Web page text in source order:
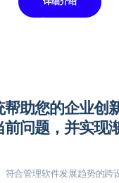
帮助您的企业创
前问题，并实现
符合管理软件发展趋势的跨